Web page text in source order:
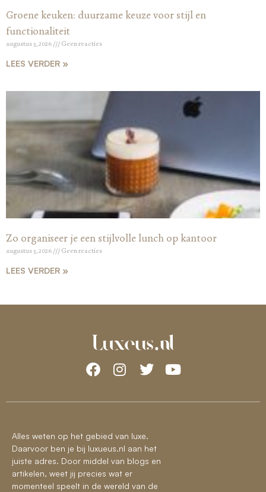
Groene keuken: duurzame keuze voor stijl en
functionaliteit
augustus 3, 2026 Geen reacties
LEES VERDER »
Zo organiseer je een stijlvolle lunch op kantoor
augustus 3, 2026 Geen reacties
LEES VERDER »
Alles weten op het gebied van luxe.
Daarvoor ben je bij luxueus.nl aan het
juiste adres. Door middel van blogs en
artikelen, weet jij precies wat er
momenteel speelt in de wereld van de